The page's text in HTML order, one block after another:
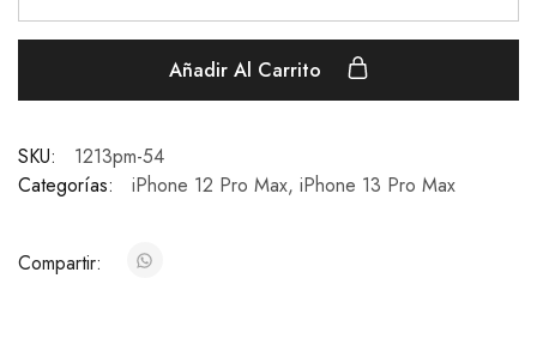
Añadir Al Carrito
SKU:
1213pm-54
Categorías:
iPhone 12 Pro Max, iPhone 13 Pro Max
Compartir: